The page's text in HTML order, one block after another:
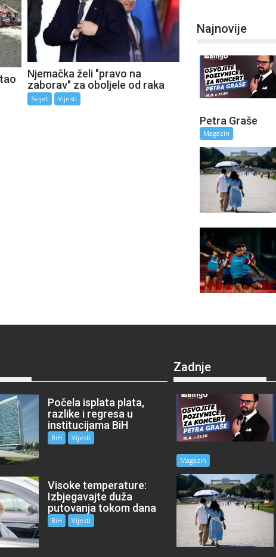
Njemačka želi "pravo na
zaborav" za oboljele od raka
Svijet Vijesti
Najnovije
Petra Graše
Magazin
Počela isplata plata,
razlike i regresa u
institucijama BiH
BiH Vijesti
Visoke temperature:
Izbjegavajte duža
putovanja tokom dana
BiH Vijesti
Zadnje
Magazin